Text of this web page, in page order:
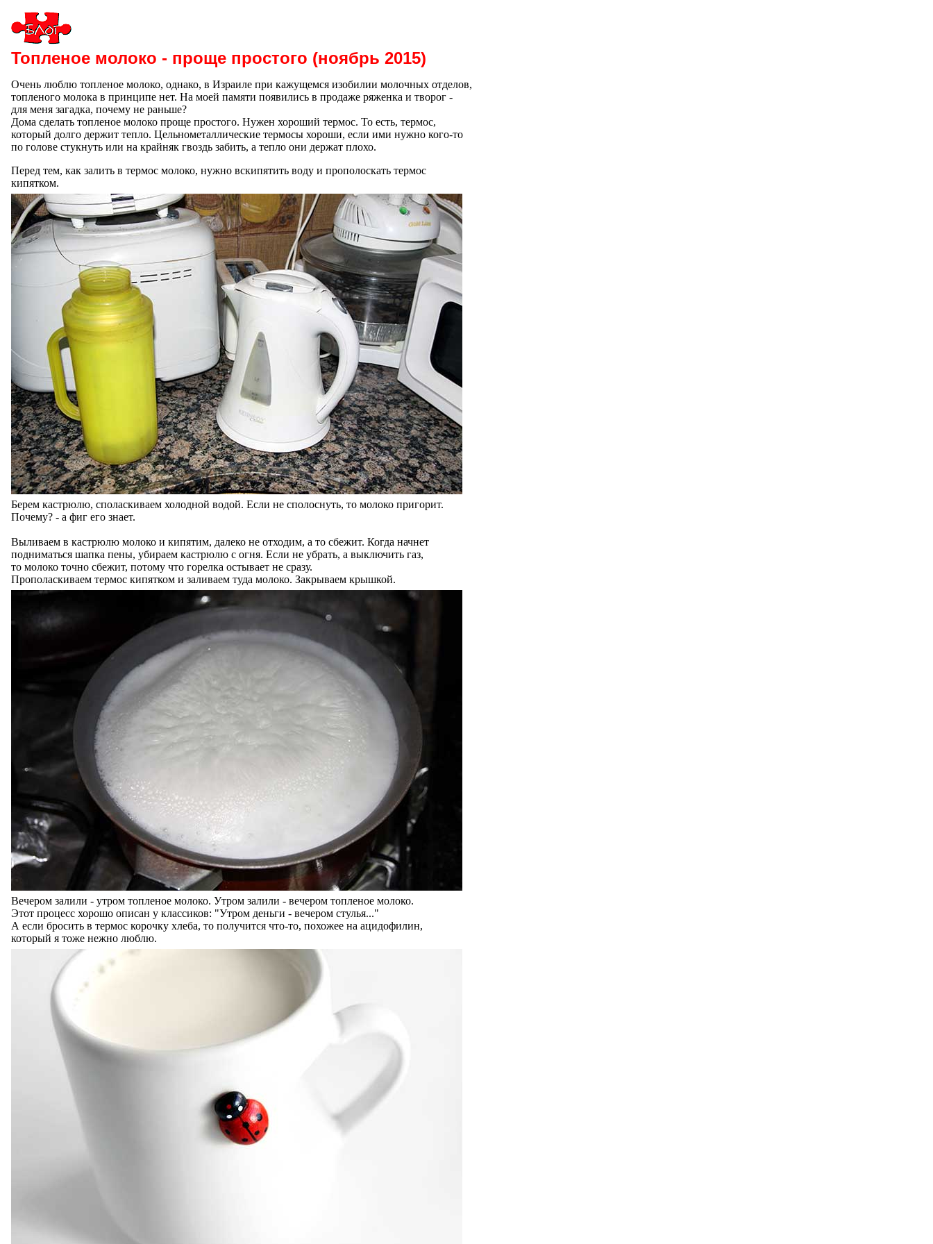
Топленое молоко - проще простого (ноябрь 2015)
Очень люблю топленое молоко, однако, в Израиле при кажущемся изобилии молочных отделов,
топленого молока в принципе нет. На моей памяти появились в продаже ряженка и творог -
для меня загадка, почему не раньше?
Дома сделать топленое молоко проще простого. Нужен хороший термос. То есть, термос,
который долго держит тепло. Цельнометаллические термосы хороши, если ими нужно кого-то
по голове стукнуть или на крайняк гвоздь забить, а тепло они держат плохо.
Перед тем, как залить в термос молоко, нужно вскипятить воду и прополоскать термос
кипятком.
Берем кастрюлю, споласкиваем холодной водой. Если не сполоснуть, то молоко пригорит.
Почему? - а фиг его знает.
Выливаем в кастрюлю молоко и кипятим, далеко не отходим, а то сбежит. Когда начнет
подниматься шапка пены, убираем кастрюлю с огня. Если не убрать, а выключить газ,
то молоко точно сбежит, потому что горелка остывает не сразу.
Прополаскиваем термос кипятком и заливаем туда молоко. Закрываем крышкой.
Вечером залили - утром топленое молоко. Утром залили - вечером топленое молоко.
Этот процесс хорошо описан у классиков: "Утром деньги - вечером стулья..."
А если бросить в термос корочку хлеба, то получится что-то, похожее на ацидофилин,
который я тоже нежно люблю.